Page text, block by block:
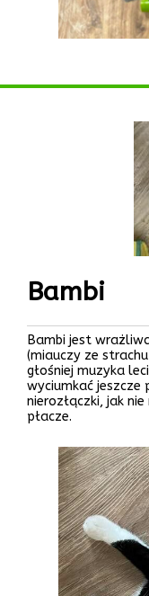
Bambi
Bambi jest
(miauczy ze
głośniej muzyka
wyciumkać jeszcze
nierozłączki, jak
płacze.